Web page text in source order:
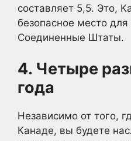
составляет 5,5. Это,
безопасное место
Соединенные Штаты.
4. Четыре
года
Независимо от того,
Канаде, вы будете